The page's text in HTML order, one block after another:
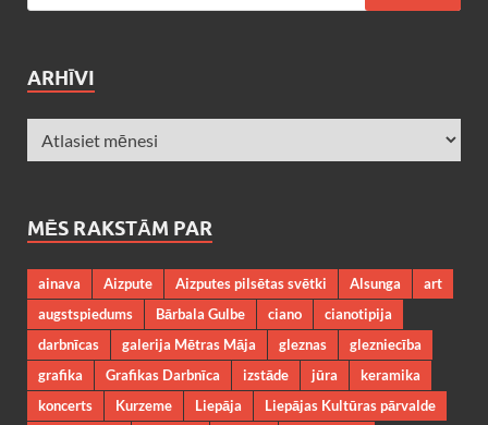
ARHĪVI
MĒS RAKSTĀM PAR
ainava Aizpute Aizputes pilsētas svētki Alsunga
art
augstspiedums
Bārbala Gulbe ciano
cianotipija
darbnīcas
galerija Mētras Māja gleznas
glezniecība
grafika
Grafikas Darbnīca izstāde jūra
keramika
koncerts
Kurzeme Liepāja
Liepājas Kultūras pārvalde